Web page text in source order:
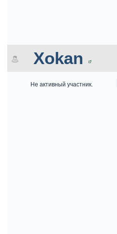
Xokan
Не активный участник.